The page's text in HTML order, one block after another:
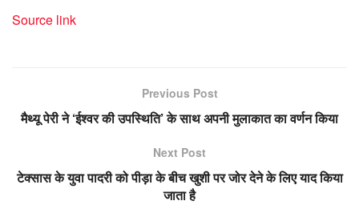
Source link
Previous Post
मैथ्यू पेरी ने ‘ईश्वर की उपस्थिति’ के साथ अपनी मुलाकात का वर्णन किया
Next Post
टेक्सास के युवा पादरी को पीड़ा के बीच खुशी पर जोर देने के लिए याद किया
जाता है